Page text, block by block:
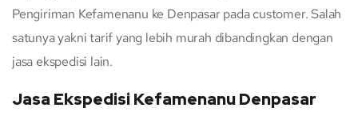
Pengiriman Kefamenanu ke Denpasar pada customer. Salah
satunya yakni tarif yang lebih murah dibandingkan dengan
jasa ekspedisi lain.
Jasa Ekspedisi Kefamenanu Denpasar